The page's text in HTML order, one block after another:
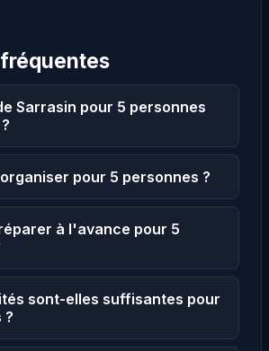
Sarrasin pour 5 personnes
pour 5 personnes ?
à l'avance pour 5
sont-elles suffisantes pour
?